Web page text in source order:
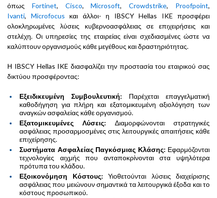
όπως Fortinet, Cisco,Microsoft,Crowdstrike, Proofpoint,
Ivanti, Microfocus και άλλοι- η IBSCY Hellas IKE προσφέρει
ολοκληρωμένες λύσεις κυβερνοασφάλειας σε επιχειρήσεις και
στελέχη. Οι υπηρεσίες της εταιρείας είναι σχεδιασμένες ώστε να
καλύπτουν οργανισμούς κάθε μεγέθους και δραστηριότητας.
Η IBSCY Hellas IKE διασφαλίζει την προστασία του εταιρικού σας
δικτύου προσφέροντας:
Εξειδικευμένη Συμβουλευτική: Παρέχεται επαγγελματική
καθοδήγηση για πλήρη και εξατομικευμένη αξιολόγηση των
αναγκών ασφαλείας κάθε οργανισμού.
Εξατομικευμένες Λύσεις: Διαμορφώνονται στρατηγικές
ασφάλειας προσαρμοσμένες στις λειτουργικές απαιτήσεις κάθε
επιχείρησης.
Συστήματα Ασφαλείας Παγκόσμιας Κλάσης: Εφαρμόζονται
τεχνολογίες αιχμής που ανταποκρίνονται στα υψηλότερα
πρότυπα του κλάδου.
Εξοικονόμηση Κόστους: Υιοθετούνται λύσεις διαχείρισης
ασφάλειας που μειώνουν σημαντικά τα λειτουργικά έξοδα και το
κόστους προσωπικού.